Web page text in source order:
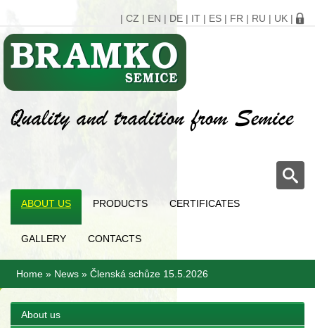
| CZ | EN | DE | IT | ES | FR | RU | UK |
ABOUT US PRODUCTS CERTIFICATES
GALLERY CONTACTS
Home » News » Členská schůze 15.5.2026
About us